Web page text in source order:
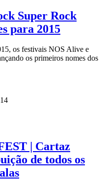
Super Rock
para 2015
os festivais NOS Alive e
os primeiros nomes dos
| Cartaz
de todos os